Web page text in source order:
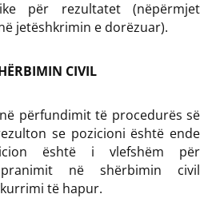
për rezultatet (nëpërmjet
jetëshkrimin e dorëzuar).
CIVIL
përfundimit të procedurës së
se pozicioni është ende
është i vlefshëm për
në shërbimin civil
të hapur.